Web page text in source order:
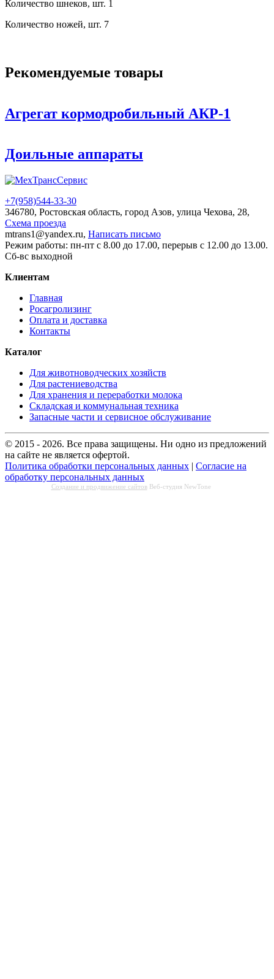
Количество шнеков, шт. 1
Количество ножей, шт. 7
Рекомендуемые товары
Агрегат кормодробильный АКР-1
Доильные аппараты
+7(958)544-33-30
346780, Ростовская область, город Азов, улица Чехова, 28,
Схема проезда
mtrans1@yandex.ru, Написать письмо
Режим работы: пн-пт с 8.00 до 17.00, перерыв с 12.00 до 13.00.
Сб-вс выходной
Клиентам
Главная
Росагролизинг
Оплата и доставка
Контакты
Каталог
Для животноводческих хозяйств
Для растениеводства
Для хранения и переработки молока
Складская и коммунальная техника
Запасные части и сервисное обслуживание
© 2015 - 2026. Все права защищены. Ни одно из предложений
на сайте не является офертой.
Политика обработки персональных данных | Согласие на
обработку персональных данных
Создание и продвижение сайтовВеб-студия NewTone